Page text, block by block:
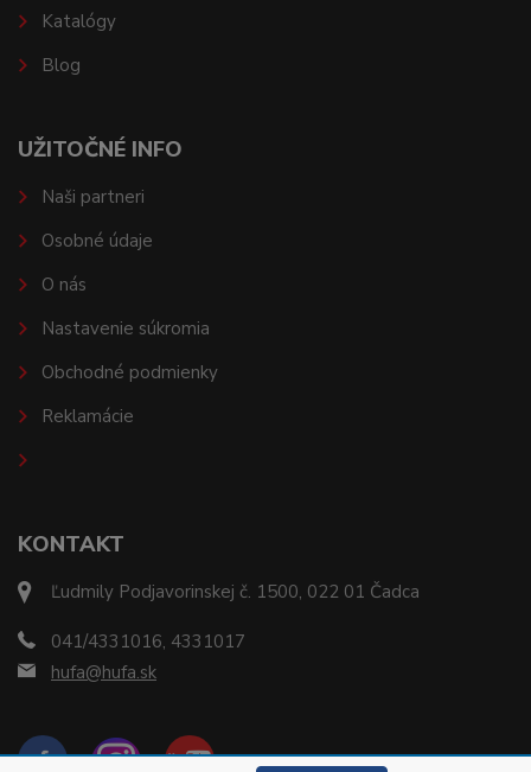
KONTAKT
Ľudmily Podjavorinskej č. 1500, 022 01 Čadca
041/4331016, 4331017
hufa@hufa.sk
Katalógy
Blog
UŽITOČNÉ INFO
Naši partneri
Osobné údaje
O nás
Nastavenie súkromia
Obchodné podmienky
Reklamácie